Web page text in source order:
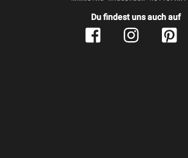
Du findest uns auch auf